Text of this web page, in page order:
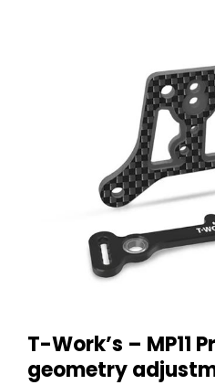
T-Work’s – MP11
geometry